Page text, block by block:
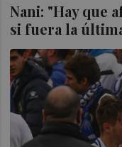
Nani: "Hay que
si fuera la